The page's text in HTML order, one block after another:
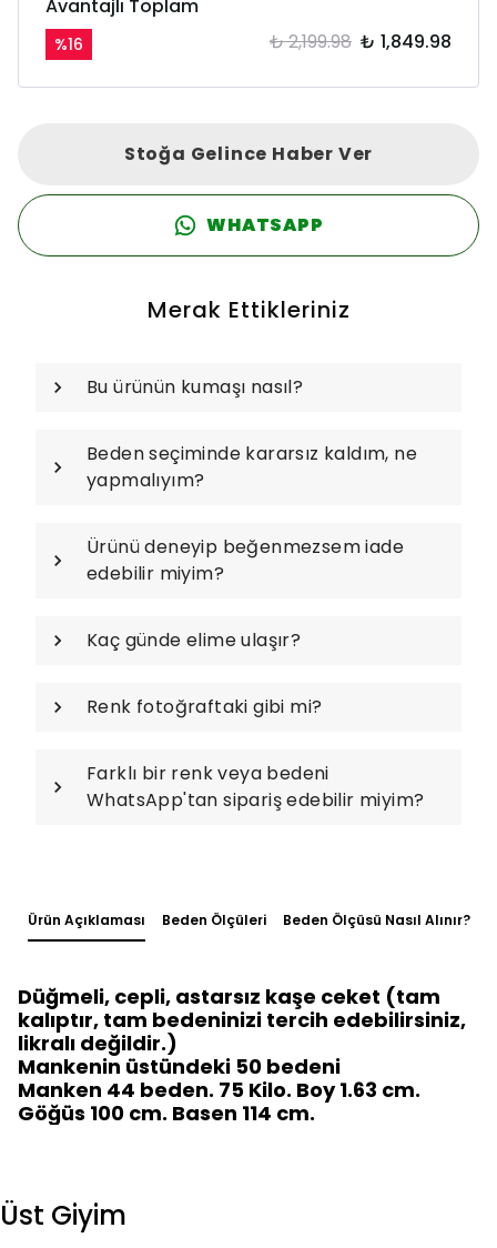
Avantajlı Toplam
%16 ₺ 2,199.98 ₺ 1,849.98
Stoğa Gelince Haber Ver
WHATSAPP
Merak Ettikleriniz
Bu ürünün kumaşı nasıl?
Beden seçiminde kararsız kaldım, ne
yapmalıyım?
Ürünü deneyip beğenmezsem iade
edebilir miyim?
Kaç günde elime ulaşır?
Renk fotoğraftaki gibi mi?
Farklı bir renk veya bedeni
WhatsApp'tan sipariş edebilir miyim?
Ürün Açıklaması Beden Ölçüleri Beden Ölçüsü Nasıl Alınır?
Düğmeli, cepli, astarsız kaşe ceket (tam
kalıptır, tam bedeninizi tercih edebilirsiniz,
likralı değildir.)
Mankenin üstündeki 50 bedeni
Manken 44 beden. 75 Kilo. Boy 1.63 cm.
Göğüs 100 cm. Basen 114 cm.
Üst Giyim